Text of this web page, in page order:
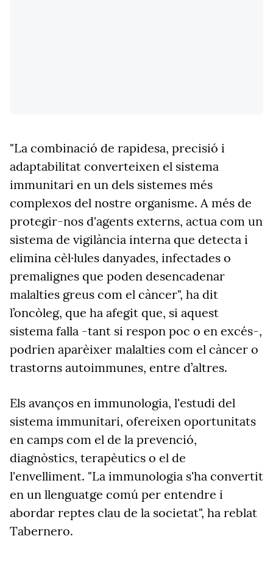
"La combinació de rapidesa, precisió i
adaptabilitat converteixen el sistema
immunitari en un dels sistemes més
complexos del nostre organisme. A més de
protegir-nos d'agents externs, actua com un
sistema de vigilància interna que detecta i
elimina cèl·lules danyades, infectades o
premalignes que poden desencadenar
malalties greus com el càncer", ha dit
l’oncòleg, que ha afegit que, si aquest
sistema falla -tant si respon poc o en excés-,
podrien aparèixer malalties com el càncer o
trastorns autoimmunes, entre d’altres.
Els avanços en immunologia, l'estudi del
sistema immunitari, ofereixen oportunitats
en camps com el de la prevenció,
diagnòstics, terapèutics o el de
l'envelliment. "La immunologia s'ha convertit
en un llenguatge comú per entendre i
abordar reptes clau de la societat", ha reblat
Tabernero.